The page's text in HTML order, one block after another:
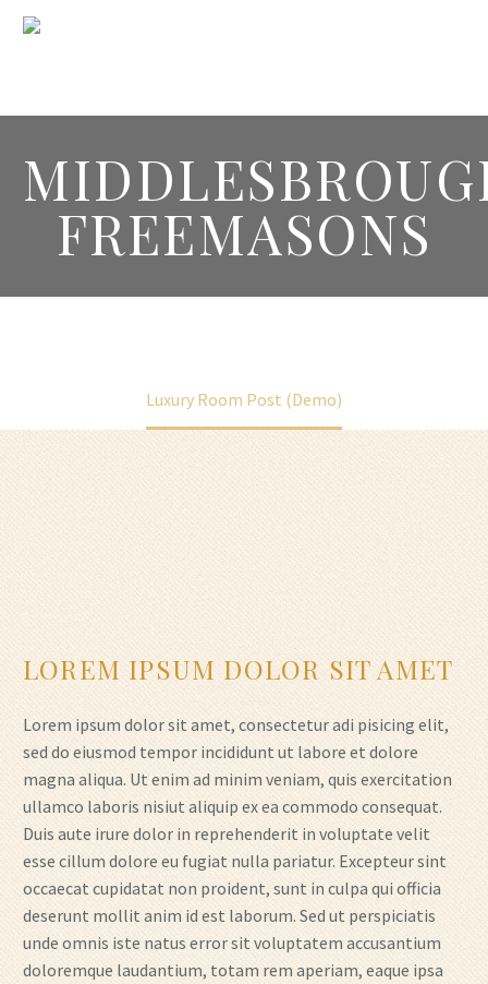
FREEMASONS
Luxury Room Post (Demo)
LOREM IPSUM DOLOR SIT AMET
Lorem ipsum dolor sit amet, consectetur adi pisicing elit,
sed do eiusmod tempor incididunt ut labore et dolore
magna aliqua. Ut enim ad minim veniam, quis exercitation
ullamco laboris nisiut aliquip ex ea commodo consequat.
Duis aute irure dolor in reprehenderit in voluptate velit
esse cillum dolore eu fugiat nulla pariatur. Excepteur sint
occaecat cupidatat non proident, sunt in culpa qui officia
deserunt mollit anim id est laborum. Sed ut perspiciatis
unde omnis iste natus error sit voluptatem accusantium
doloremque laudantium, totam rem aperiam, eaque ipsa